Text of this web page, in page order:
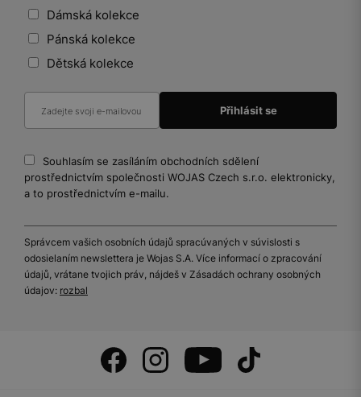
Dámská kolekce
Pánská kolekce
Dětská kolekce
Souhlasím se zasíláním obchodních sdělení
prostřednictvím společnosti WOJAS Czech s.r.o. elektronicky,
a to prostřednictvím e-mailu.
Správcem vašich osobních údajů spracúvaných v súvislosti s
odosielaním newslettera je Wojas S.A. Více informací o zpracování
údajů, vrátane tvojich práv, nájdeš v Zásadách ochrany osobných
údajov: rozbal